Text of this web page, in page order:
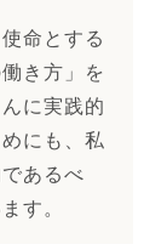
命とする
き方」を
に実践的
にも、私
あるべ
す。